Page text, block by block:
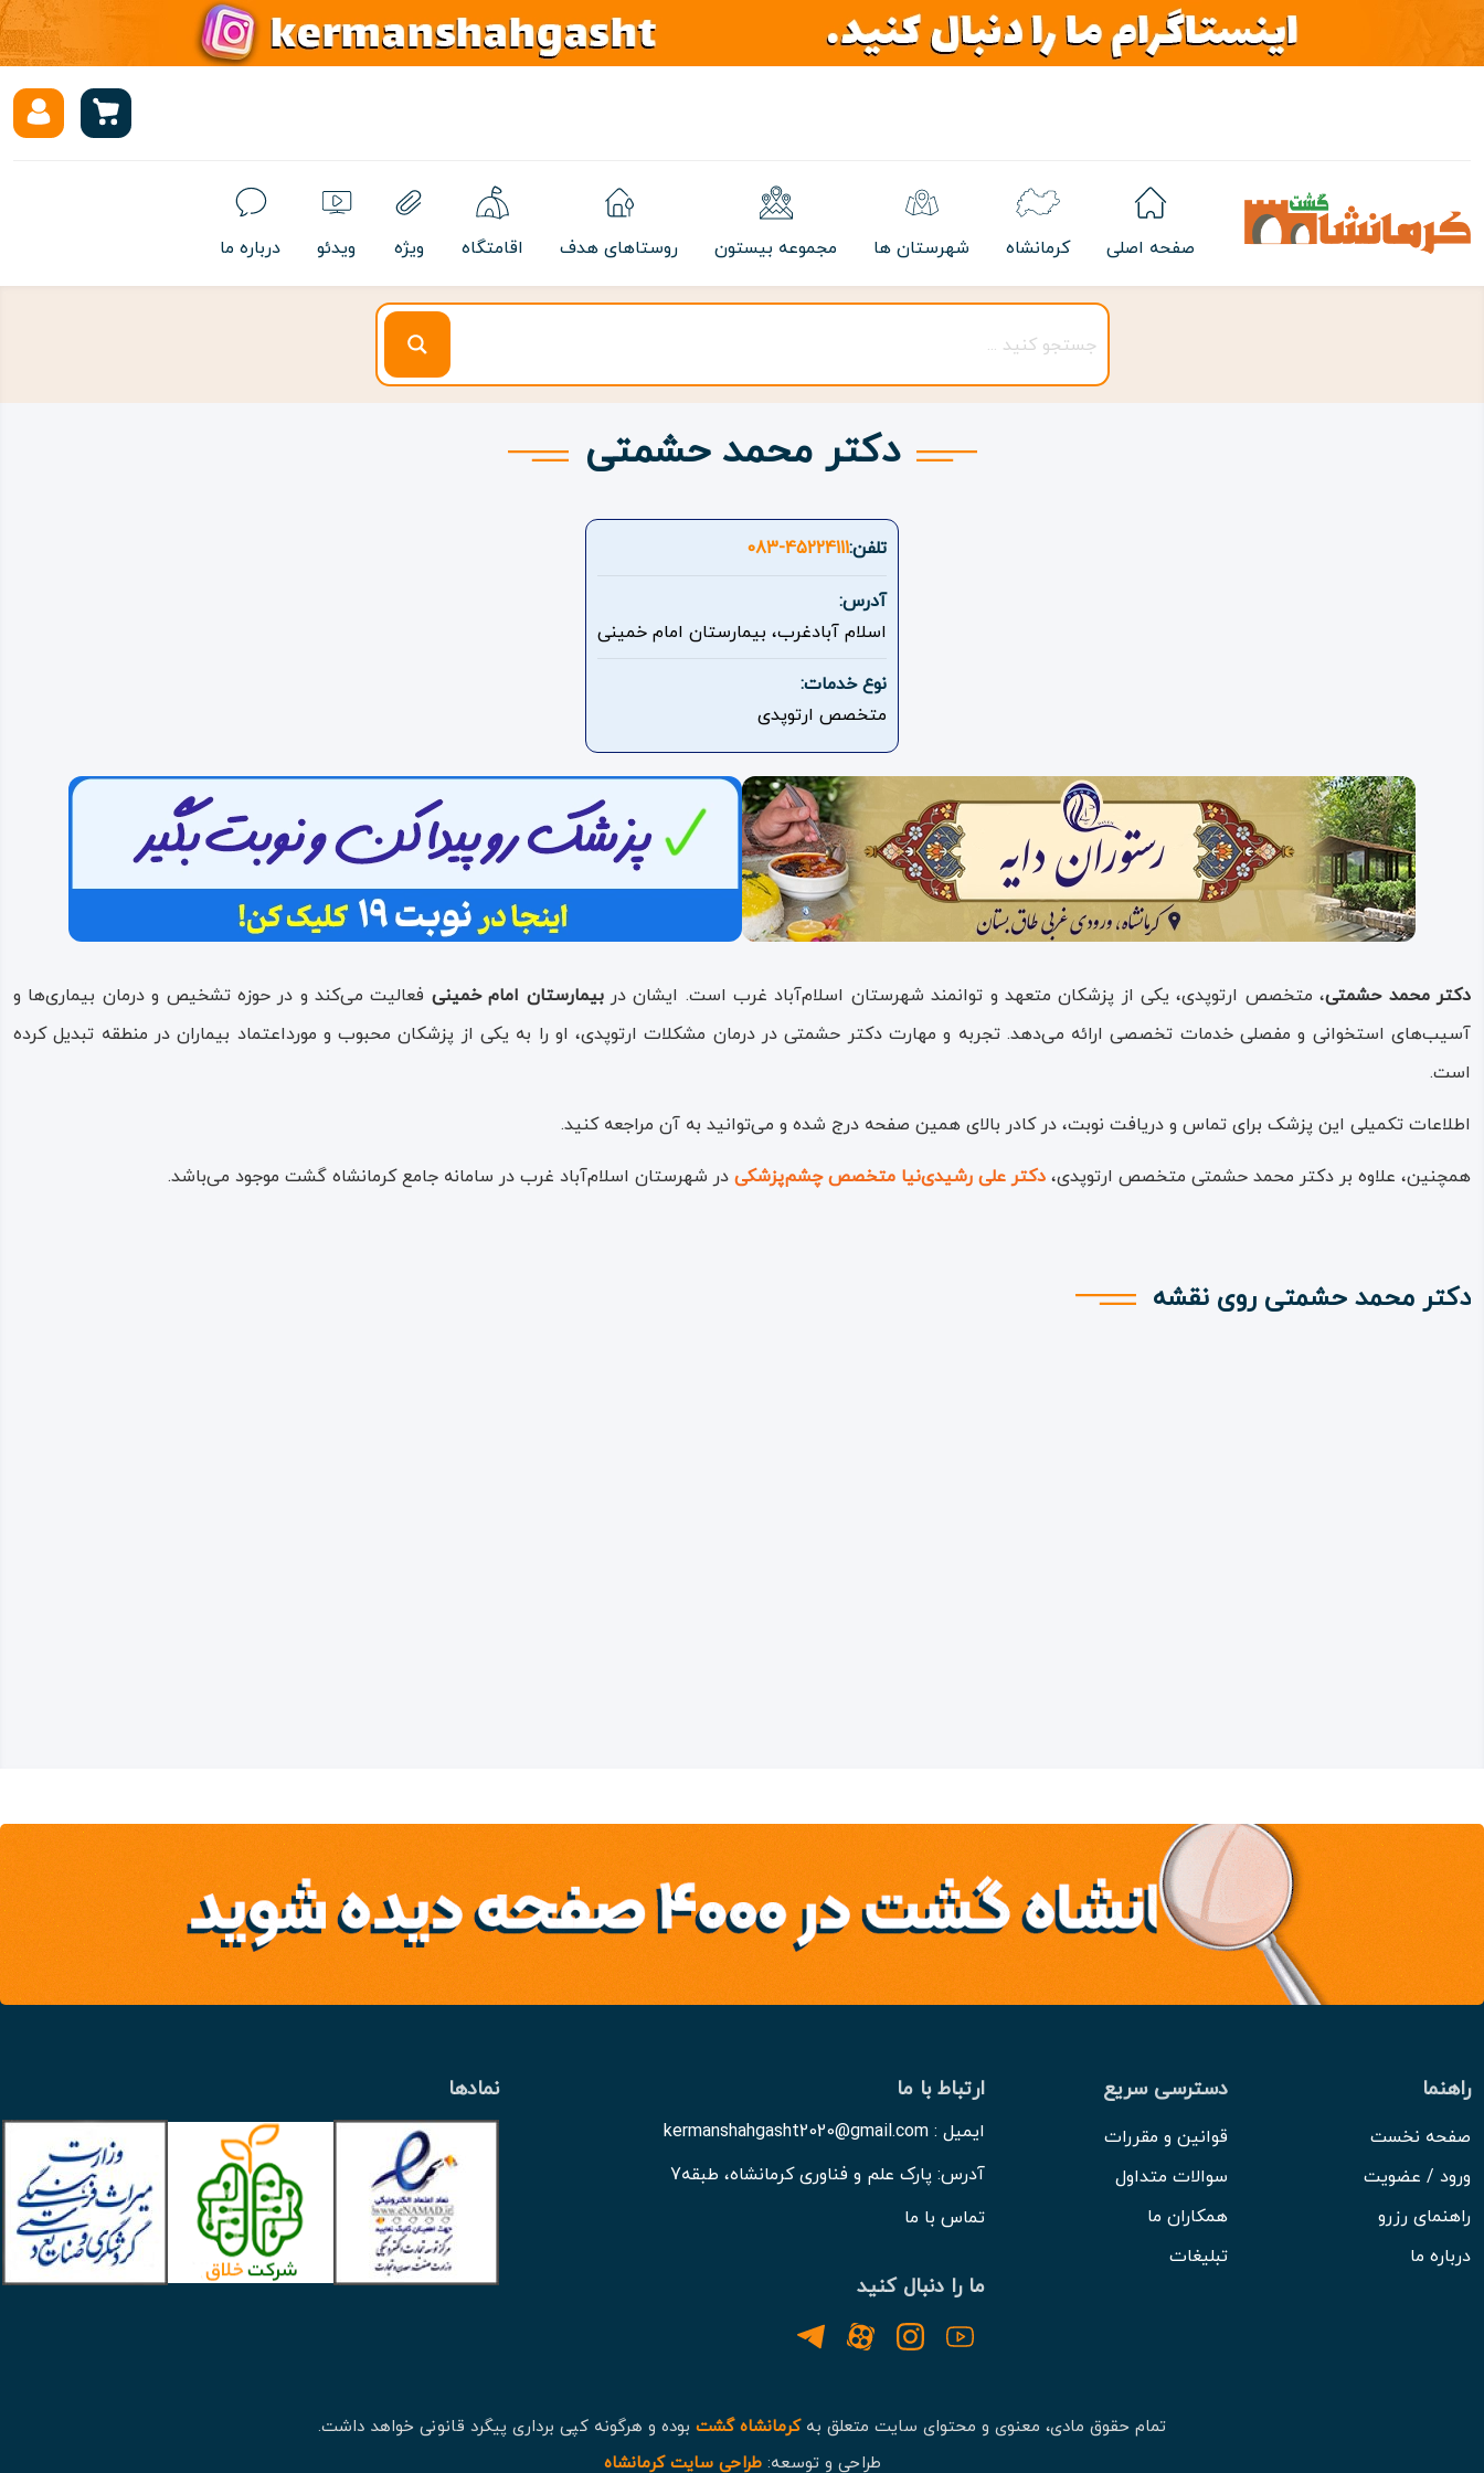
صفحه اصلی کرمانشاه شهرستان ها مجموعه بیستون روستاهای هدف اقامتگاه ویژه ویدئو درباره ما
دکتر محمد حشمتی
تلفن:083-45224111
آدرس:
اسلام آبادغرب، بیمارستان امام خمینی
نوع خدمات:
متخصص ارتوپدی
دکتر محمد حشمتی، متخصص ارتوپدی، یکی از پزشکان متعهد و توانمند شهرستان اسلام‌آباد غرب است. ایشان دربیمارستان امام خمینی فعالیت می‌کند و در حوزه تشخیص و درمان بیماری‌ها و
آسیب‌های استخوانی و مفصلی خدمات تخصصی ارائه می‌دهد. تجربه و مهارت دکتر حشمتی در درمان مشکلات ارتوپدی، او را به یکی از پزشکان محبوب و مورداعتماد بیماران در منطقه تبدیل کرده
است.
اطلاعات تکمیلی این پزشک برای تماس و دریافت نوبت، در کادر بالای همین صفحه درج شده و می‌توانید به آن مراجعه کنید.
همچنین، علاوه بر دکتر محمد حشمتی متخصص ارتوپدی، دکتر علی رشیدی‌نیا متخصص چشم‌پزشکی در شهرستان اسلام‌آباد غرب در سامانه جامع کرمانشاه گشت موجود می‌باشد.
دکتر محمد حشمتی روی نقشه
راهنما
صفحه نخست
ورود / عضویت
راهنمای رزرو
درباره ما
دسترسی سریع
قوانین و مقررات
سوالات متداول
همکاران ما
تبلیغات
ارتباط با ما
ایمیل : kermanshahgasht2020@gmail.com
آدرس: پارک علم و فناوری کرمانشاه، طبقه7
تماس با ما
ما را دنبال کنید
نمادها
تمام حقوق مادی، معنوی و محتوای سایت متعلق بهکرمانشاه گشت بوده و هرگونه کپی برداری پیگرد قانونی خواهد داشت.
طراحی و توسعه:طراحی سایت کرمانشاه